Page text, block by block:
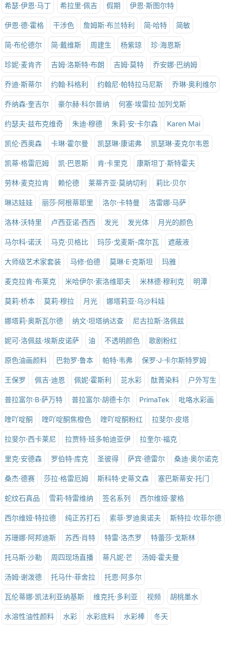
希瑟·伊恩·马丁 希拉里·佩吉 假期 伊恩·斯图尔特
伊恩·德·霍格 干涉色 詹姆斯·布兰特利 简·哈特 简敏
简·布伦德尔 简·戴维斯 周建生 杨紫琼 珍·海恩斯
珍妮·麦肯齐 吉姆·洛斯特·布朗 吉姆·莫特 乔安娜·巴纳姆
乔迪·斯蒂尔 约翰·科格利 约翰尼·帕特拉马尼斯 乔琳·奥利维尔
乔纳森·奎吉尔 豪尔赫·科尔普纳 何塞·埃雷拉·加列戈斯
约瑟夫·兹布克维奇 朱迪·穆德 朱莉·安·卡尔森 Karen Mai
凯伦·西奥森 卡琳·霍尔曼 凯瑟琳·康诺弗 凯瑟琳·麦克尔韦恩
凯蒂·格雷厄姆 凯·巴恩斯 肯·卡里克 康斯坦丁·斯特霍夫
劳林·麦克拉肯 赖伦德 莱蒂齐亚·莫纳切利 莉比·贝尔
琳达娃娃 丽莎·阿根蒂耶里 洛尔·卡特曼 洛雷娜·马萨
洛林·沃特里 卢西亚诺·西西 发光 发光体 月光的颜色
马尔科·诺沃 马克·贝格比 玛莎·戈麦斯-席尔瓦 遮蔽液
大师级艺术家套装 马修·伯德 莫琳·E·克斯坦 玛雅
麦克拉肯·布莱克 米哈伊尔·索洛维耶夫 米林德·穆利克 明潭
莫莉·桥本 莫莉·穆拉 月光 娜塔莉亚·乌沙科娃
娜塔莉·奥斯瓦尔德 纳文·坦塔纳达查 尼古拉斯·洛佩兹
妮可·洛佩兹·埃斯皮诺萨 油 不透明颜色 歌剧粉红
原色油画颜料 巴勃罗·鲁本 帕特·韦弗 保罗·J·卡尔斯特罗姆
王保罗 佩吉·迪恩 佩妮·霍斯利 苝水彩 酞菁染料 户外写生
普拉富尔·B·萨万特 普拉富尔·胡德卡尔 PrimaTek 吡咯水彩画
喹吖啶酮 喹吖啶酮焦橙色 喹吖啶酮粉红 拉斐尔·皮塔
拉斐尔·西卡莱尼 拉贾特·班多帕迪亚伊 拉奎尔·福克
里克·安德森 罗伯特·库克 圣彼得 萨宾·德雷尔 桑迪·奥尔诺克
桑杰·德赛 莎拉·格雷厄姆 斯科特·史蒂文森 塞巴斯蒂安·托门
蛇纹石真品 雪莉·特雷维纳 签名系列 西尔维娅·蒙格
西尔维娅·特拉德 纯正苏打石 索菲·罗迪奥诺夫 斯特拉·坎菲尔德
苏珊娜·阿邦迪斯 苏西·肖特 特雷·洛杰罗 特蕾莎·戈斯林
托马斯·沙勒 周四现场直播 蒂凡妮·芒 汤姆·霍夫曼
汤姆·谢泼德 托马什·菲舍拉 托恩·阿多尔
瓦伦蒂娜·凯法利亚纳基斯 维克托·多利亚 视频 胡桃墨水
水溶性油性颜料 水彩 水彩底料 水彩棒 冬天